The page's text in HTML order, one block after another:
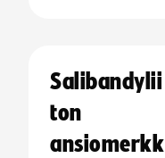
Salibandylii
ton
ansiomerkk